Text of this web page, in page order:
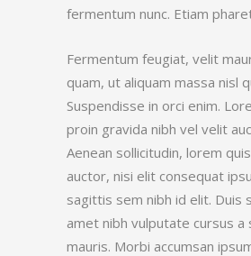
fermentum nunc. Etiam
Fermentum feugiat, velit
quam, ut aliquam massa nisl
Suspendisse in orci enim.
proin gravida nibh vel velit
Aenean sollicitudin, lorem
auctor, nisi elit consequat
sagittis sem nibh id elit. Duis
amet nibh vulputate cursus a
mauris. Morbi accumsan